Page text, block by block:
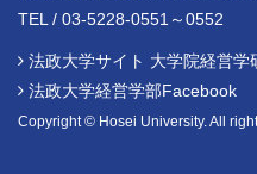
TEL / 03-5228-0551～0552
法政大学サイト 大学院経営学
法政大学経営学部Facebook
Copyright © Hosei University. All